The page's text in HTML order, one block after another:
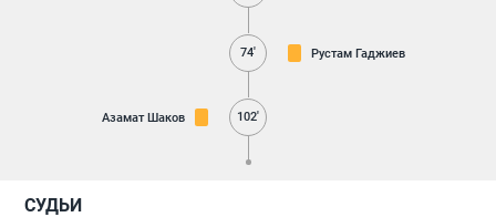
74' Рустам Гаджиев
Азамат Шаков 102'
СУДЬИ